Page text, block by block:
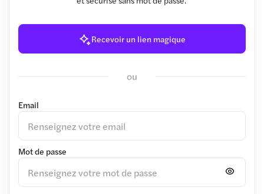
Recevoir un lien magique
ou
Email
Mot de passe